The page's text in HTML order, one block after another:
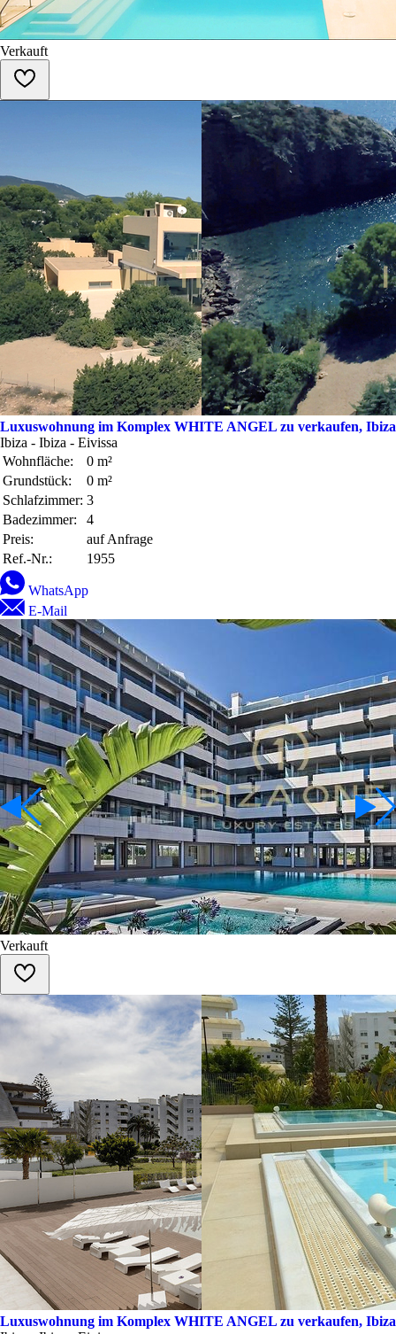
Verkauft
Luxuswohnung im Komplex WHITE ANGEL zu verkaufen, Ibiza
Ibiza - Ibiza - Eivissa
Wohnfläche:
0 m²
Grundstück:
0 m²
Schlafzimmer: 3
Badezimmer:
4
Preis:
auf Anfrage
Ref.-Nr.:
1955
WhatsApp
E-Mail
Verkauft
Luxuswohnung im Komplex WHITE ANGEL zu verkaufen, Ibiza